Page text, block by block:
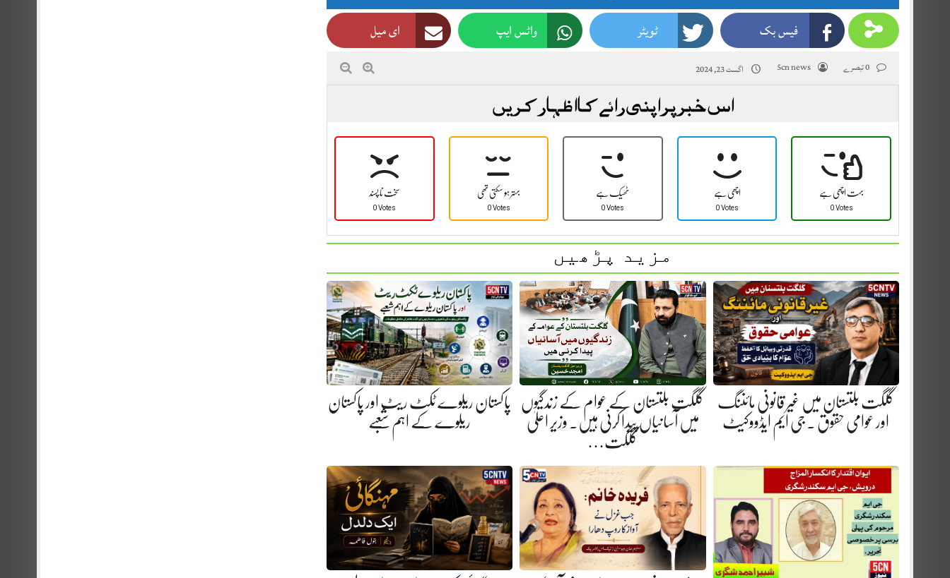
فیس بک ٹویٹر واٹس ایپ ای میل
5cn news اگست 23, 2024
اس خبر پر اپنی رائے کا اظہار کریں
سخت نا پسند
0 Votes
بہتر ہو سکتی تھی
0 Votes
ٹھیک ہے
0 Votes
اچھی ہے
0 Votes
بہت اچھی ہے
0 Votes
مزید پڑھیں
گلگت بلتستان میں غیر قانونی مائننگ
اور عوامی حقوق . جی ایم ایڈووکیٹ
گلگت بلتستان کے عوام کے زندگیوں
میں آسانیاں پیدا کرنی ہیں. وزیر اعلیٰ
گلگت…
پاکستان ریلوے ٹکٹ ریٹ اور پاکستان
ریلوے کے اہم شعبے